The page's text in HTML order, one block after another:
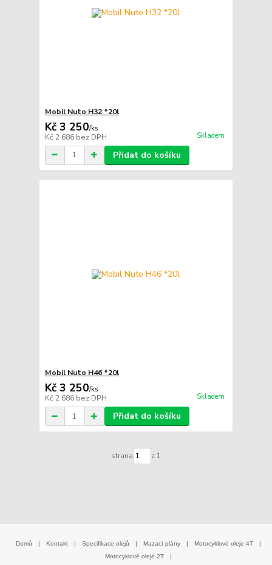
Mobil Nuto H32 *20l
Kč 3 250/ks
Kč 2 686 bez DPH Skladem
Přidat do košíku
Mobil Nuto H46 *20l
Kč 3 250/ks
Kč 2 686 bez DPH Skladem
Přidat do košíku
strana z 1
Domů | Kontakt | Specifikace olejů | Mazací plány | Motocyklové oleje 4T
|
Motocyklové oleje 2T
|